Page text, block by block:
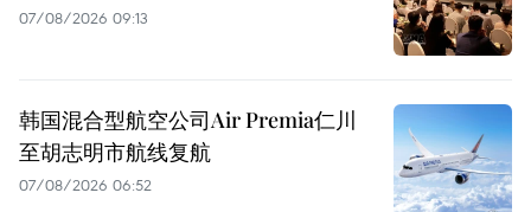
07/08/2026 09:13
韩国混合型航空公司Air Premia仁川
至胡志明市航线复航
07/08/2026 06:52